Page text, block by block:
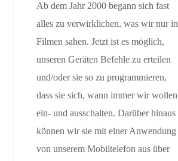
Ab dem Jahr 2000 begann sich fast
alles zu verwirklichen, was wir nur in
Filmen sahen. Jetzt ist es möglich,
unseren Geräten Befehle zu erteilen
und/oder sie so zu programmieren,
dass sie sich, wann immer wir wollen
ein- und ausschalten. Darüber hinaus
können wir sie mit einer Anwendung
von unserem Mobiltelefon aus über